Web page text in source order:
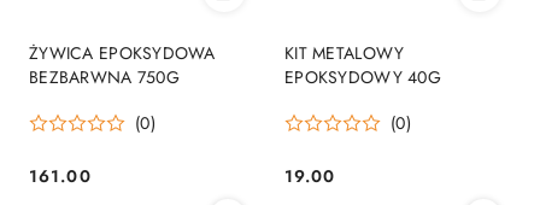
ŻYWICA EPOKSYDOWA
BEZBARWNA 750G
(0)
Cena:
161.00
KIT METALOWY
EPOKSYDOWY 40G
(0)
Cena:
19.00